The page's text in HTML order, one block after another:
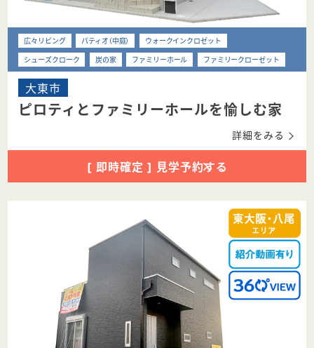
広々リビング パティオ（中庭）
ウォークインクロゼット
シューズクローク
炭の家 ファミリーホール ファミリークローゼット
大東市
ピロティとファミリーホールを愉しむ家
詳細をみる
[ 即時確定 ] 見学予約する